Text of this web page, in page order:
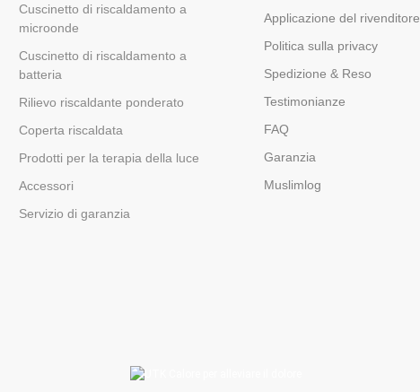
Cuscinetto di riscaldamento a
microonde
Cuscinetto di riscaldamento a
batteria
Rilievo riscaldante ponderato
Coperta riscaldata
Prodotti per la terapia della luce
Accessori
Servizio di garanzia
Applicazione del rivenditore
Politica sulla privacy
Spedizione & Reso
Testimonianze
FAQ
Garanzia
Muslimlog